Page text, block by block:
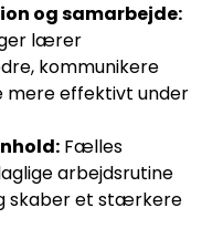
og samarbejde:
lærer
kommunikere
mere effektivt under
Fælles
arbejdsrutine
skaber et stærkere